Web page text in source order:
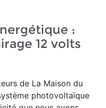
:
12 volts
de La Maison du
photovoltaïque